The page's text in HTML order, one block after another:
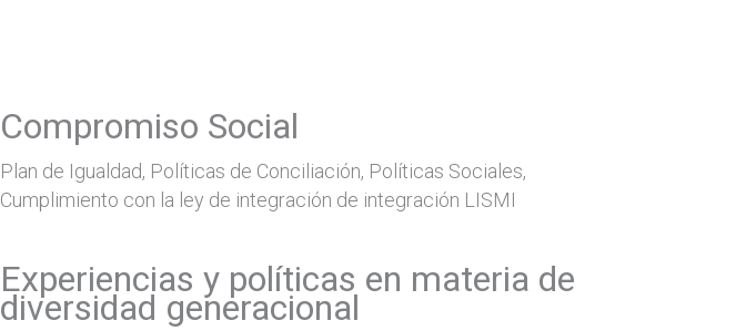
Compromiso Social
Plan de Igualdad, Políticas de Conciliación, Políticas Sociales,
Cumplimiento con la ley de integración de integración LISMI
Experiencias y políticas en materia de
diversidad generacional